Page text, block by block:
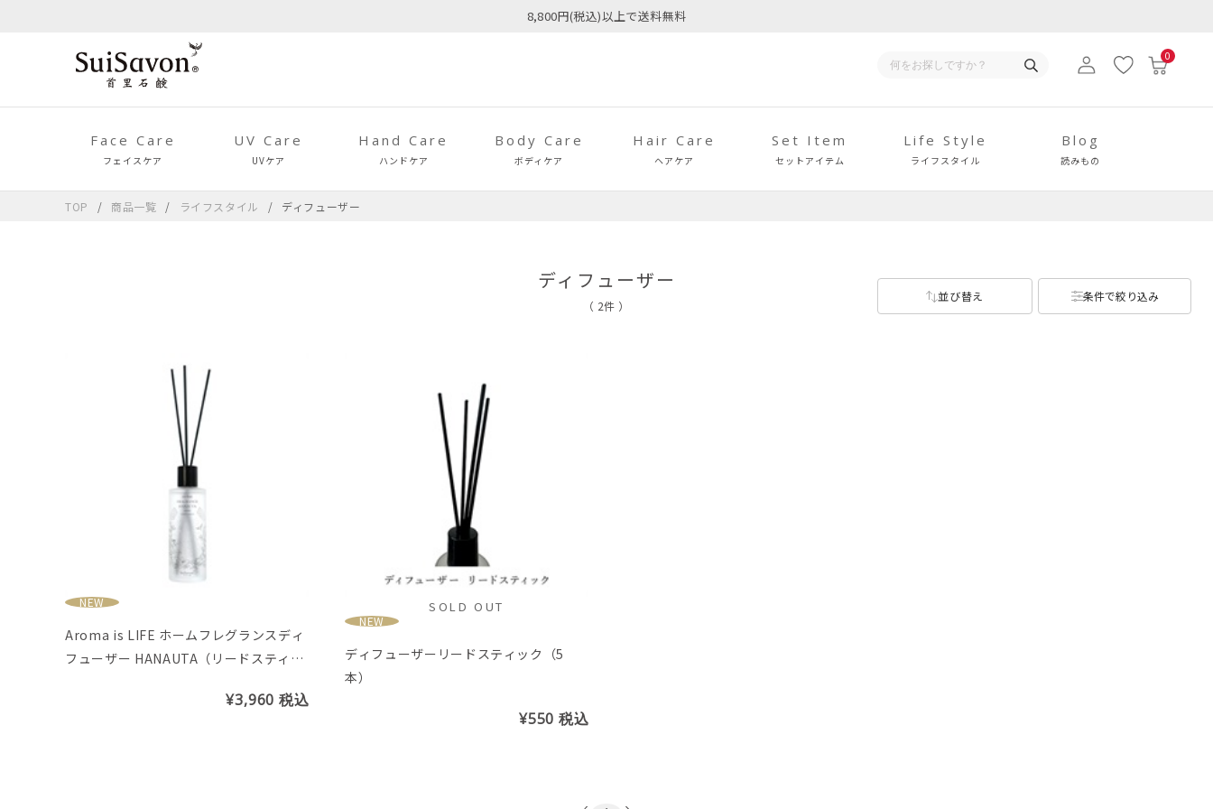
8,800円(税込)以上で送料無料
0
Face Care
フェイスケア
UV Care
UVケア
Hand Care
ハンドケア
Body Care
ボディケア
Hair Care
ヘアケア
Set Item
セットアイテム
Life Style
ライフスタイル
Blog
読みもの
TOP 商品一覧 ライフスタイル ディフューザー
ディフューザー
（ 2件 ）
並び替え 条件で絞り込み
NEW
Aroma is LIFE ホームフレグランスディ
フューザー HANAUTA（リードスティッ
¥3,960税込
SOLD OUT
NEW
ディフューザーリードスティック（5
本）
¥550税込